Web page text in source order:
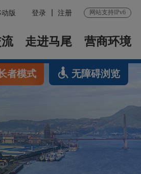
动版 登录 注册 网站支持IPv6
走进马尾 营商环境
者模式 无障碍浏览